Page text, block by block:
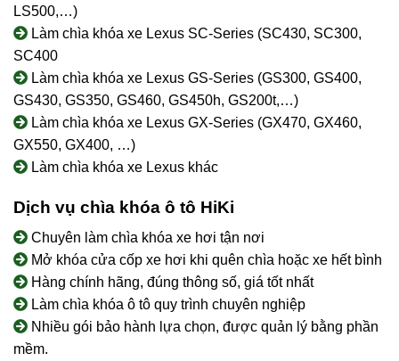
LS500,…)
Làm chìa khóa xe Lexus SC-Series (SC430, SC300,
SC400
Làm chìa khóa xe Lexus GS-Series (GS300, GS400,
GS430, GS350, GS460, GS450h, GS200t,…)
Làm chìa khóa xe Lexus GX-Series (GX470, GX460,
GX550, GX400, …)
Làm chìa khóa xe Lexus khác
Dịch vụ chìa khóa ô tô HiKi
Chuyên làm chìa khóa xe hơi tận nơi
Mở khóa cửa cốp xe hơi khi quên chìa hoặc xe hết bình
Hàng chính hãng, đúng thông số, giá tốt nhất
Làm chìa khóa ô tô quy trình chuyên nghiệp
Nhiều gói bảo hành lựa chọn, được quản lý bằng phần
mềm.